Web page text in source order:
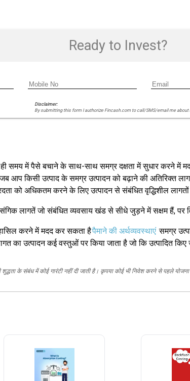
Ready to Invest?
Disclaimer:
By submitting this form I authorize Fincash.com to call/SMS/email me
समय में पैसे बचाने के साथ-साथ समग्र दक्षता में सुधार करने में
आप किसी उत्पाद के समग्र उत्पादन को बढ़ाने की अतिरिक्त
को अधिकतम करने के लिए उत्पादन से संबंधित वृद्धिशील
लागतें जो संबंधित व्यवसाय खंड से सीधे जुड़ने में सक्षम हैं, पर
करने में मदद कर सकता हैपैमाने की अर्थव्यवस्थाएं समग्र
का उत्पादन कई वस्तुओं पर किया जाता है जो कि उत्पादित किए
के संबंध में कोई गारंटी नहीं दी जाती है। कृपया कोई भी निवेश करने से पहले